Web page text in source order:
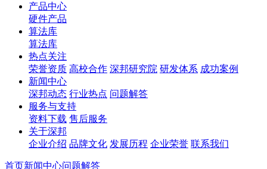
产品中心
硬件产品
算法库
算法库
热点关注
荣誉资质 高校合作 深邦研究院 研发体系 成功案例
新闻中心
深邦动态 行业热点 问题解答
服务与支持
资料下载 售后服务
关于深邦
企业介绍 品牌文化 发展历程 企业荣誉 联系我们
首页新闻中心问题解答